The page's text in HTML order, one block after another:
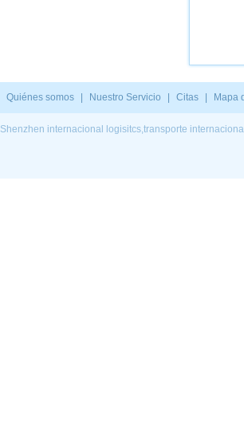
Quiénes somos Nuestro Servicio Citas Mapa
Shenzhen internacional logisitcs,transporte